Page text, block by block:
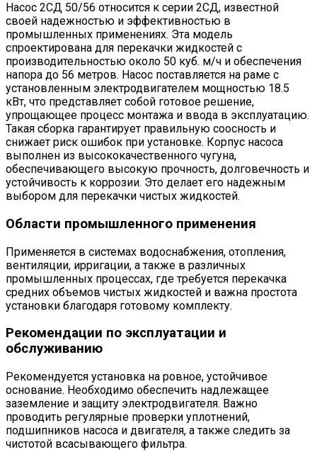
Насос 2СД 50/56 относится к серии 2СД, известной
своей надежностью и эффективностью в
промышленных применениях. Эта модель
спроектирована для перекачки жидкостей с
производительностью около 50 куб. м/ч и обеспечения
напора до 56 метров. Насос поставляется на раме с
установленным электродвигателем мощностью 18.5
кВт, что представляет собой готовое решение,
упрощающее процесс монтажа и ввода в эксплуатацию.
Такая сборка гарантирует правильную соосность и
снижает риск ошибок при установке. Корпус насоса
выполнен из высококачественного чугуна,
обеспечивающего высокую прочность, долговечность и
устойчивость к коррозии. Это делает его надежным
выбором для перекачки чистых жидкостей.
Области промышленного применения
Применяется в системах водоснабжения, отопления,
вентиляции, ирригации, а также в различных
промышленных процессах, где требуется перекачка
средних объемов чистых жидкостей и важна простота
установки благодаря готовому комплекту.
Рекомендации по эксплуатации и
обслуживанию
Рекомендуется установка на ровное, устойчивое
основание. Необходимо обеспечить надлежащее
заземление и защиту электродвигателя. Важно
проводить регулярные проверки уплотнений,
подшипников насоса и двигателя, а также следить за
чистотой всасывающего фильтра.